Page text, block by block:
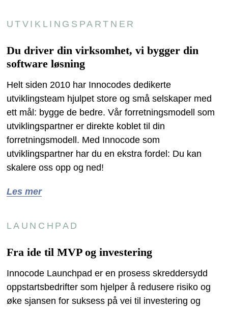
UTVIKLINGSPARTNER
Du driver din virksomhet, vi bygger din
software løsning
Helt siden 2010 har Innocodes dedikerte
utviklingsteam hjulpet store og små selskaper med
ett mål: bygge de bedre. Vår forretningsmodell som
utviklingspartner er direkte koblet til din
forretningsmodell. Med Innocode som
utviklingspartner har du en ekstra fordel: Du kan
skalere oss opp og ned!
Les mer
LAUNCHPAD
Fra ide til MVP og investering
Innocode Launchpad er en prosess skreddersydd
oppstartsbedrifter som hjelper å redusere risiko og
øke sjansen for suksess på vei til investering og